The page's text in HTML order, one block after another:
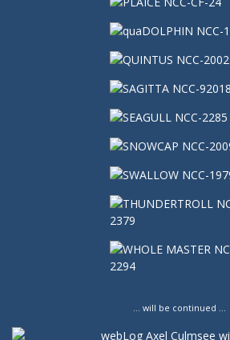
… will be continued …